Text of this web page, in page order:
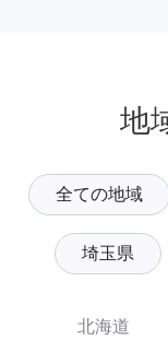
地
全ての地域
埼玉県
北海道